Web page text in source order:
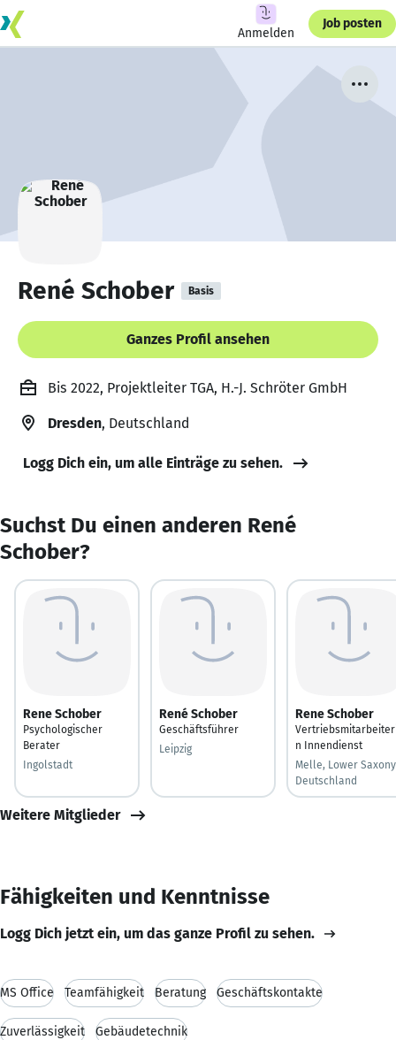
Anmelden
Job posten
René Schober Basis
Ganzes Profil ansehen
Bis 2022, Projektleiter TGA, H.-J. Schröter GmbH
Dresden, Deutschland
Logg Dich ein, um alle Einträge zu sehen.
Suchst Du einen anderen René
Schober?
Rene Schober
Psychologischer
Berater
Ingolstadt
René Schober
Geschäftsführer
Leipzig
Rene Schober
n Innendienst
Melle, Lower
Deutschland
Weitere Mitglieder
Fähigkeiten und Kenntnisse
Logg Dich jetzt ein, um das ganze Profil zu sehen.
MS Office Teamfähigkeit Beratung Geschäftskontakte
Zuverlässigkeit Gebäudetechnik